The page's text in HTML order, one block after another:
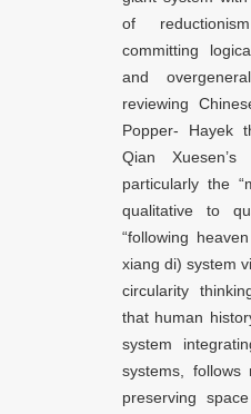
of
committing
and
reviewing
Popper- Hayek
Qian
particularly the
qualitative to
“following
xiang di) system
circularity
that human
system
systems, follows
preserving